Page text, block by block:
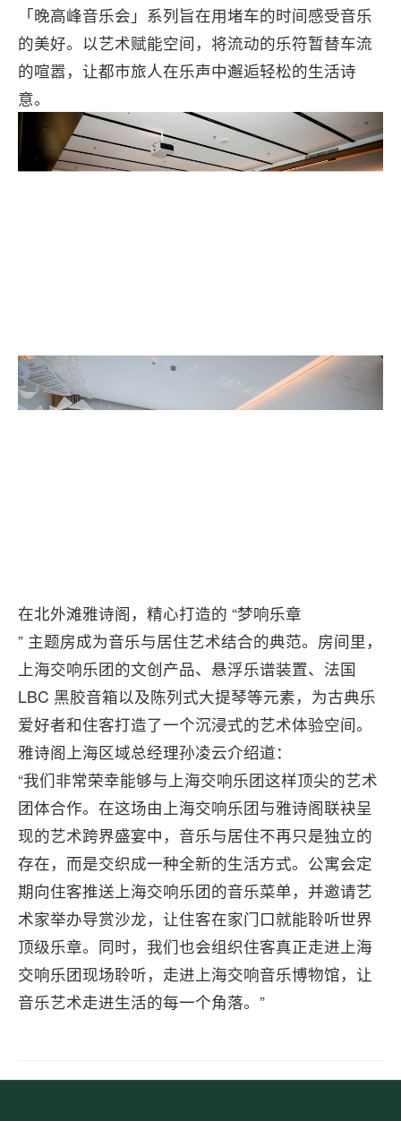
「晚高峰音乐会」系列旨在用堵车的时间感受音乐
的美好。以艺术赋能空间，将流动的乐符暂替车流
的喧嚣，让都市旅人在乐声中邂逅轻松的生活诗
意。
在北外滩雅诗阁，精心打造的 “梦响乐章
” 主题房成为音乐与居住艺术结合的典范。房间里，
上海交响乐团的文创产品、悬浮乐谱装置、法国
LBC 黑胶音箱以及陈列式大提琴等元素，为古典乐
爱好者和住客打造了一个沉浸式的艺术体验空间。
雅诗阁上海区域总经理孙凌云介绍道：
“我们非常荣幸能够与上海交响乐团这样顶尖的艺术
团体合作。在这场由上海交响乐团与雅诗阁联袂呈
现的艺术跨界盛宴中，音乐与居住不再只是独立的
存在，而是交织成一种全新的生活方式。公寓会定
期向住客推送上海交响乐团的音乐菜单，并邀请艺
术家举办导赏沙龙，让住客在家门口就能聆听世界
顶级乐章。同时，我们也会组织住客真正走进上海
交响乐团现场聆听，走进上海交响音乐博物馆，让
音乐艺术走进生活的每一个角落。”